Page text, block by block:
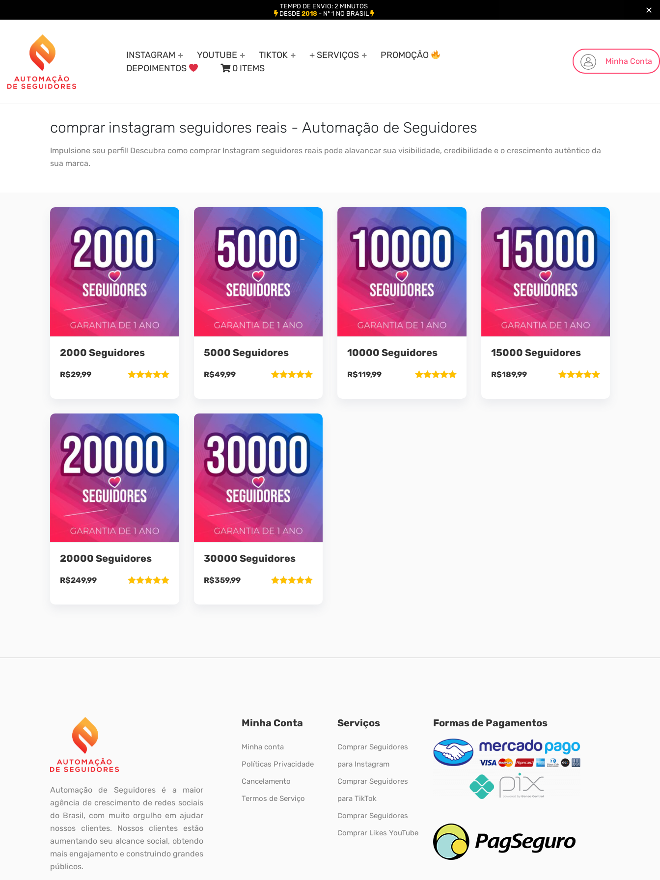
INSTAGRAM YOUTUBE TIKTOK + SERVIÇOS
PROMOÇÃO
DEPOIMENTOS
0 ITEMS
Minha Conta
comprar instagram seguidores reais - Automação de Seguidores
Impulsione seu perfil! Descubra como comprar Instagram seguidores reais pode alavancar sua visibilidade, credibilidade e o crescimento autêntico da
sua marca.
2000 Seguidores
R$29,99
5000 Seguidores
R$49,99
10000 Seguidores
R$119,99
15000 Seguidores
R$189,99
20000 Seguidores
R$249,99
30000 Seguidores
R$359,99
Automação de Seguidores é a maior
agência de crescimento de redes sociais
do Brasil, com muito orgulho em ajudar
nossos clientes. Nossos clientes estão
aumentando seu alcance social, obtendo
mais engajamento e construindo grandes
públicos.
Minha Conta
Minha conta
Políticas Privacidade
Cancelamento
Termos de Serviço
Serviços
Comprar Seguidores
para Instagram
Comprar Seguidores
para TikTok
Comprar Seguidores
Comprar Likes YouTube
Formas de Pagamentos
TEMPO DE ENVIO: 2 MINUTOS
DESDE 2018- Nº 1 NO BRASIL